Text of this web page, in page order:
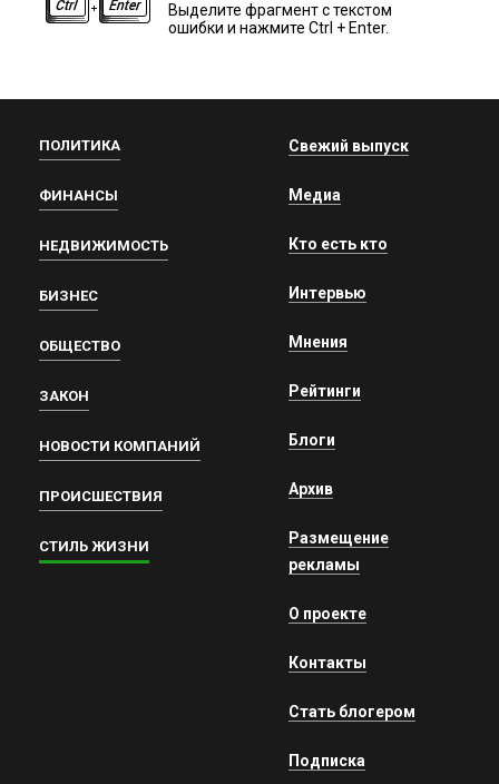
Выделите фрагмент с текстом
ошибки и нажмите Ctrl + Enter.
ПОЛИТИКА
ФИНАНСЫ
НЕДВИЖИМОСТЬ
БИЗНЕС
ОБЩЕСТВО
ЗАКОН
НОВОСТИ КОМПАНИЙ
ПРОИСШЕСТВИЯ
СТИЛЬ ЖИЗНИ
Свежий выпуск
Медиа
Кто есть кто
Интервью
Мнения
Рейтинги
Блоги
Архив
Размещение
рекламы
О проекте
Контакты
Стать блогером
Подписка